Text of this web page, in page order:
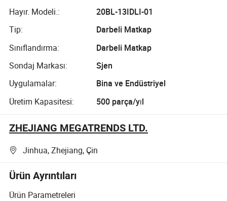
Hayır. Modeli.:
20BL-13IDLI-01
Tip:
Darbeli Matkap
Sınıflandırma:
Darbeli Matkap
Sondaj Markası:
Sjen
Uygulamalar:
Bina ve Endüstriyel
Üretim Kapasitesi:
500 parça/yıl
ZHEJIANG MEGATRENDS LTD.
Jinhua, Zhejiang, Çin
Ürün Ayrıntıları
Ürün Parametreleri